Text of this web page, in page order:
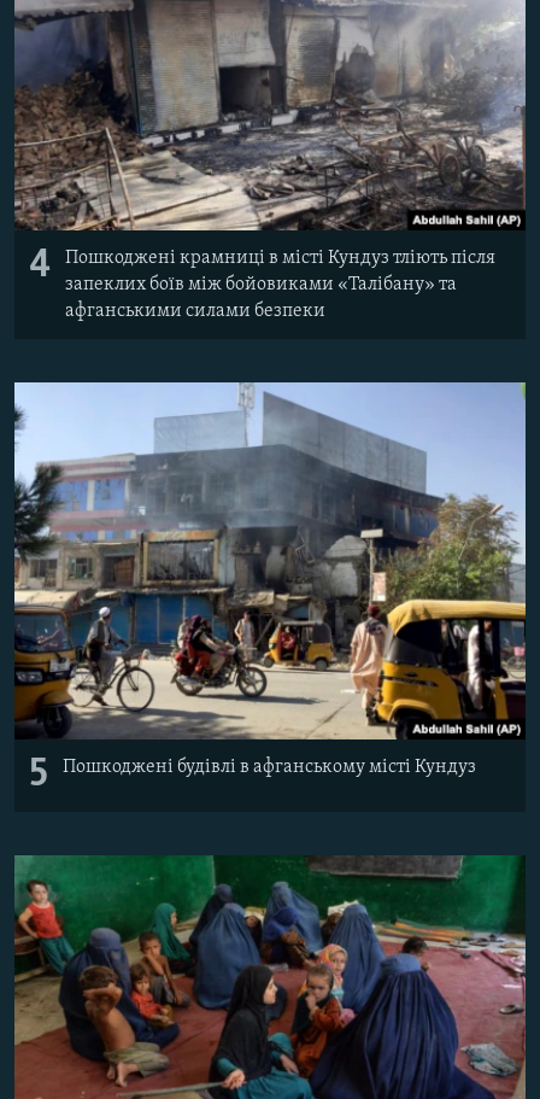
4
Пошкоджені крамниці в місті Кундуз тліють після
запеклих боїв між бойовиками «Талібану» та
афганськими силами безпеки
5 Пошкоджені будівлі в афганському місті Кундуз